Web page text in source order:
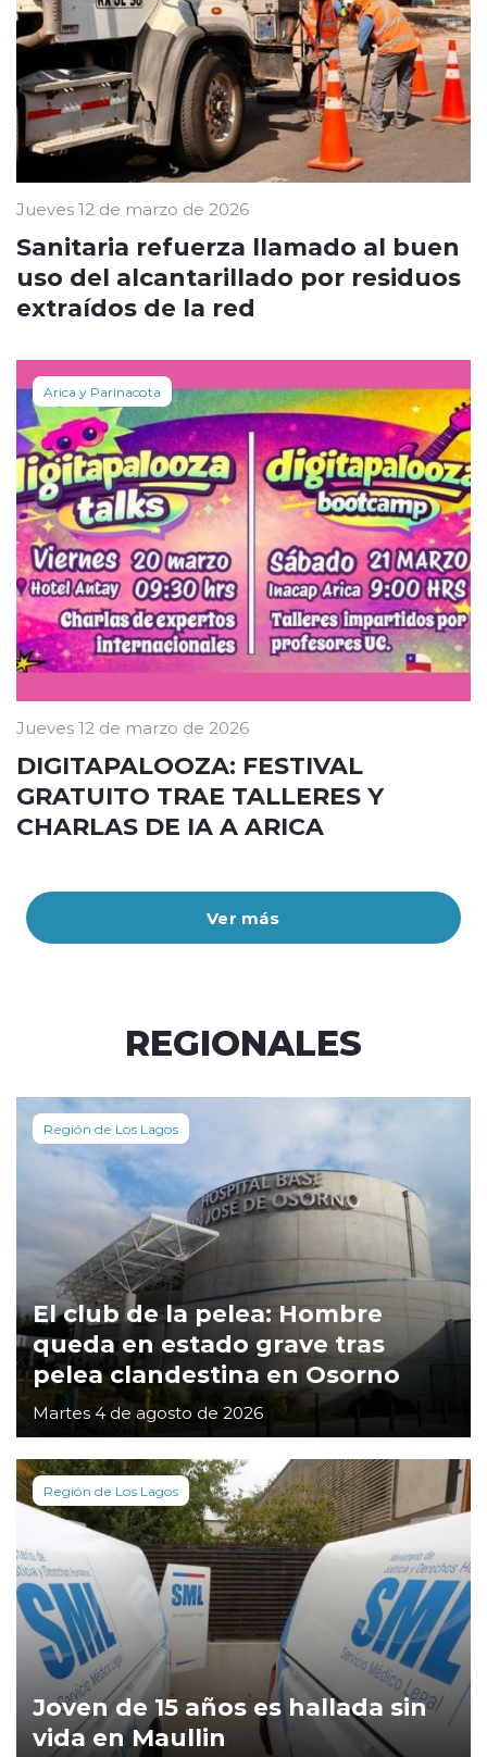
Ver más
Jueves 12 de marzo de 2026
Sanitaria refuerza llamado al buen
uso del alcantarillado por residuos
extraídos de la red
Arica y Parinacota
Jueves 12 de marzo de 2026
DIGITAPALOOZA: FESTIVAL
GRATUITO TRAE TALLERES Y
CHARLAS DE IA A ARICA
REGIONALES
Región de Los Lagos
El club de la pelea: Hombre
queda en estado grave tras
pelea clandestina en Osorno
Martes 4 de agosto de 2026
Región de Los Lagos
Joven de 15 años es hallada sin
vida en Maullin